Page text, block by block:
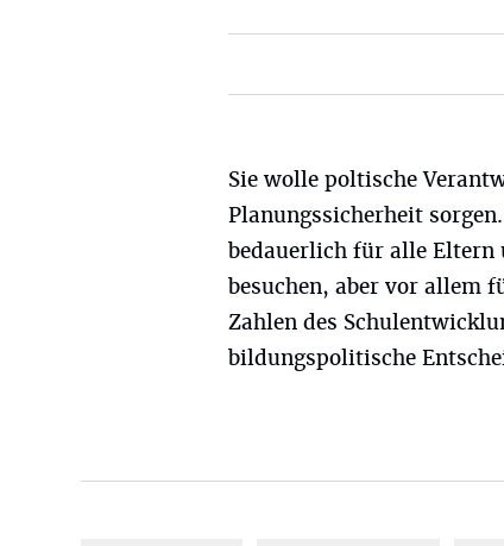
Sie wolle poltische
Planungssicherheit
bedauerlich für alle Eltern
besuchen, aber vor allem
Zahlen des
bildungspolitische